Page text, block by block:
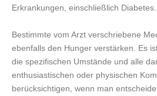
Erkrankungen, einschließlich Diabetes.
Bestimmte vom Arzt verschriebene
ebenfalls den Hunger verstärken. Es
die spezifischen Umstände und alle
enthusiastischen oder physischen
berücksichtigen, wenn man